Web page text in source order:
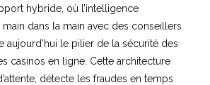
hybride, où l’intelligence
dans la main avec des conseillers
aujourd’hui le pilier de la sécurité des
casinos en ligne. Cette architecture
détecte les fraudes en temps